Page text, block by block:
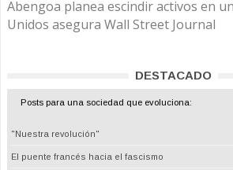
Abengoa planea escindir activos en
Unidos asegura Wall Street Journal
DESTACADO
Posts para una sociedad que evoluciona:
"Nuestra revolución"
El puente francés hacia el fascismo